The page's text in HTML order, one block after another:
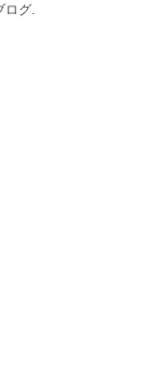
グ.